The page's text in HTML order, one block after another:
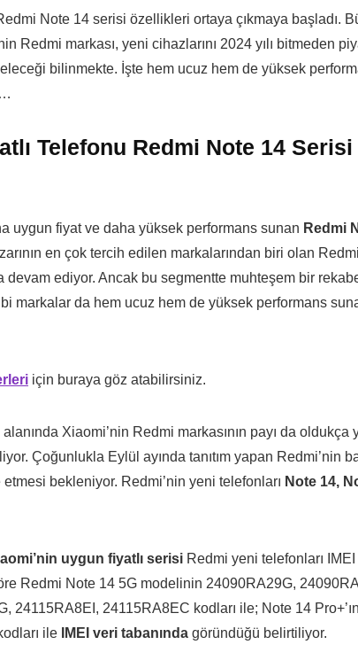
Note 14 serisi özellikleri ortaya çıkmaya başladı.
Redmi markası, yeni cihazlarını 2024 yılı bitmeden
bilinmekte. İşte hem ucuz hem de yüksek
Telefonu Redmi Note 14
uygun fiyat ve daha yüksek performans sunan Redmi
en çok tercih edilen markalarından biri olan
devam ediyor. Ancak bu segmentte muhteşem bir
markalar da hem ucuz hem de yüksek performans
için buraya göz atabilirsiniz.
alanında Xiaomi’nin Redmi markasının payı da
Çoğunlukla Eylül ayında tanıtım yapan Redmi’nin
etmesi bekleniyor. Redmi’nin yeni telefonları Note 14,
uygun fiyatlı serisi Redmi yeni telefonları IMEI
Redmi Note 14 5G modelinin 24090RA29G,
24115RA8EI, 24115RA8EC kodları ile; Note 14
ile
IMEI veri tabanında göründüğü belirtiliyor.